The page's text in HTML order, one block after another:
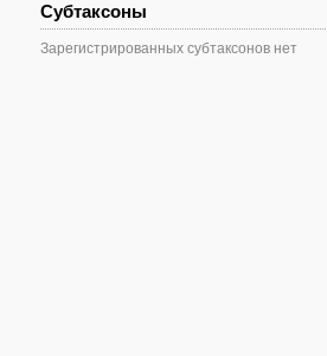
Субтаксоны
Зарегистрированных субтаксонов нет